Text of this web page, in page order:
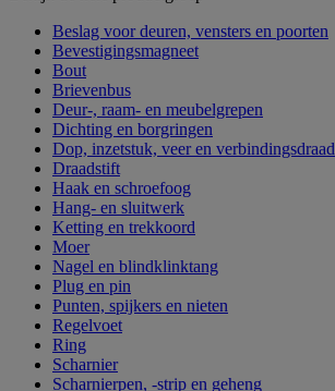
Beslag voor deuren, vensters en poorten
Bevestigingsmagneet
Bout
Brievenbus
Deur-, raam- en meubelgrepen
Dichting en borgringen
Dop, inzetstuk, veer en verbindingsdraad
Draadstift
Haak en schroefoog
Hang- en sluitwerk
Ketting en trekkoord
Moer
Nagel en blindklinktang
Plug en pin
Punten, spijkers en nieten
Regelvoet
Ring
Scharnier
Scharnierpen, -strip en geheng